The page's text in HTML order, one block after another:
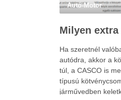
Autó-Motor
Ha szeretnél
autódra, akkor a
túl, a CASCO is
típusú
járművedben